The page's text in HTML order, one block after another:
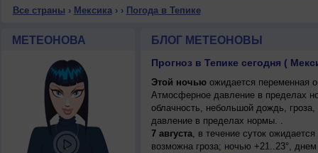
Все страны › Мексика› › Погода в Тепике
МЕТЕОНОВА БЛОГ МЕТЕОНОВЫ
Прогноз в Тепике сегодня (
Этой ночьюожидается переменная
Атмосферное давление в пределах
облачность, небольшой дождь,
давление в пределах нормы. .
7 августа, в течение суток
возможна гроза; ночью +21..23°,